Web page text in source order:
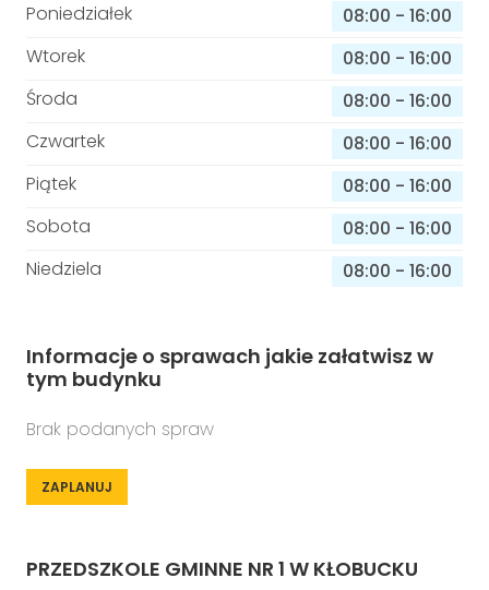
Poniedziałek 08:00 - 16:00
Wtorek
08:00 - 16:00
Środa
08:00 - 16:00
Czwartek
08:00 - 16:00
Piątek
08:00 - 16:00
Sobota
08:00 - 16:00
Niedziela
08:00 - 16:00
Informacje o sprawach jakie załatwisz w
tym budynku
Brak podanych spraw
ZAPLANUJ
PRZEDSZKOLE GMINNE NR 1 W KŁOBUCKU